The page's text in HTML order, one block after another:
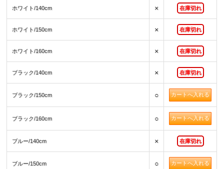
ホワイト/140cm × 在庫切れ
ホワイト/150cm × 在庫切れ
ホワイト/160cm × 在庫切れ
ブラック/140cm × 在庫切れ
ブラック/150cm ○
ブラック/160cm ○
ブルー/140cm × 在庫切れ
ブルー/150cm ○